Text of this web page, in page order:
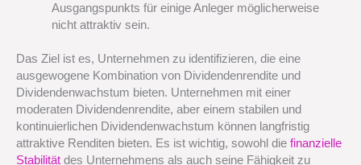
Ausgangspunkts für einige Anleger möglicherweise
nicht attraktiv sein.
Das Ziel ist es, Unternehmen zu identifizieren, die eine
ausgewogene Kombination von Dividendenrendite und
Dividendenwachstum bieten. Unternehmen mit einer
moderaten Dividendenrendite, aber einem stabilen und
kontinuierlichen Dividendenwachstum können langfristig
attraktive Renditen bieten. Es ist wichtig, sowohl die finanzielle
Stabilität des Unternehmens als auch seine Fähigkeit zu